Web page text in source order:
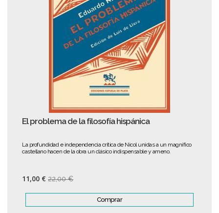
El problema de la filosofía hispánica
La profundidad e independencia crítica de Nicol unidas a un magnífico
castellano hacen de la obra un clásico indispensable y ameno.
11,00 € 22,00 €
Comprar